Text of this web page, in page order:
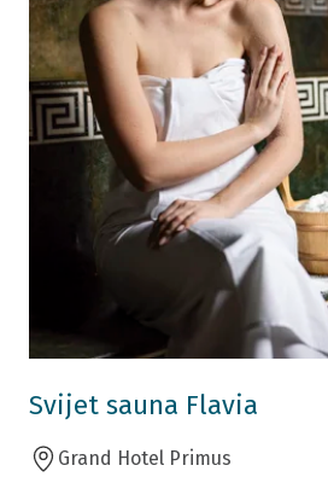
Svijet sauna Flavia
Grand Hotel Primus